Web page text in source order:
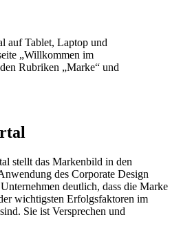
stellt das Markenbild in den
des Corporate Design
deutlich, dass die Marke
wichtigsten Erfolgsfaktoren im
Sie ist Versprechen und